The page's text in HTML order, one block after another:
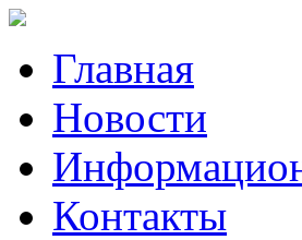
Главная
Новости
Контакты